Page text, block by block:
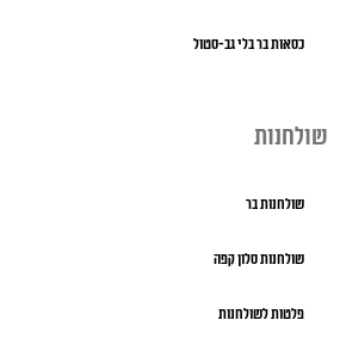
כסאות בר בלי גב-סטול
שולחנות
שולחנות בר
שולחנות סלון קפה
פלטות לשולחנות